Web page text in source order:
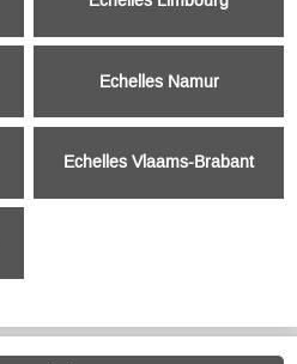
Echelles Namur
Echelles Vlaams-Brabant